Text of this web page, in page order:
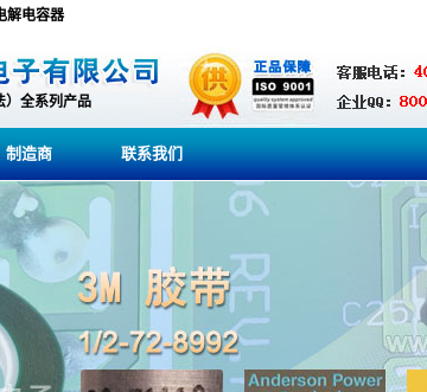
解电容器
）全系列产品
制造商 联系我们